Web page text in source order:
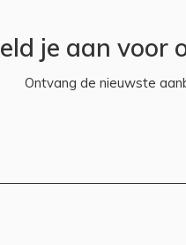
je aan voor
Ontvang de nieuwste